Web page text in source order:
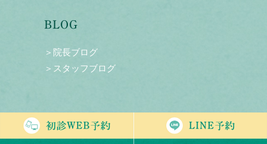
BLOG
＞院長ブログ
＞スタッフブログ